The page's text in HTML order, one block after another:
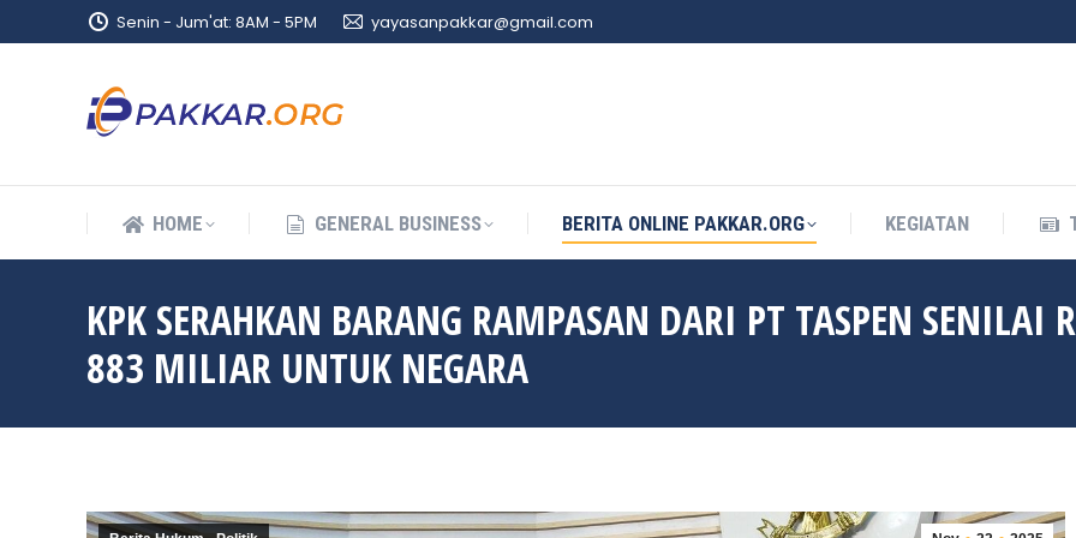
Senin - Jum'at: 8AM - 5PM yayasanpakkar@gmail.com
HOME GENERAL BUSINESS BERITA ONLINE PAKKAR.ORG KEGIATAN
KPK SERAHKAN BARANG RAMPASAN DARI PT TASPEN SENILAI
883 MILIAR UNTUK NEGARA
HOME GENERAL BUSINESS BERITA ONLINE PAKKAR.ORG KEGIATAN